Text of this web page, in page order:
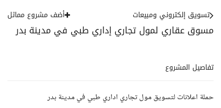
مسوق عقاري لمول تجاري إداري طبي في مدينة بدر
تسويق إلكتروني ومبيعات أضف مشروع مماثل
تفاصيل المشروع
حملة اعلانات لتسويق مول تجاري اداري طبي في مدينة بدر